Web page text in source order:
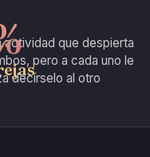
actividad que despierta
pero a cada uno le
decírselo al otro